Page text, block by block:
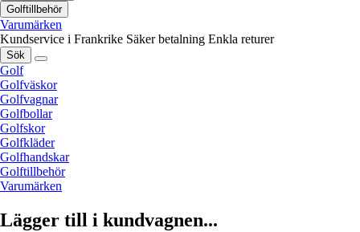
Golftillbehör
Varumärken
Kundservice i Frankrike Säker betalning Enkla returer
Sök
Golf
Golfväskor
Golfvagnar
Golfbollar
Golfskor
Golfkläder
Golfhandskar
Golftillbehör
Varumärken
Lägger till i kundvagnen...